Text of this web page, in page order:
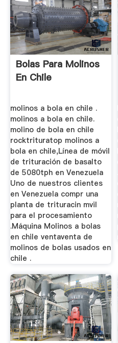
Bolas Para Molinos
En Chile
molinos a bola en chile .
molinos a bola en chile.
molino de bola en chile
rocktrituratop molinos a
bola en chile,Línea de móvil
de trituración de basalto
de 5080tph en Venezuela
Uno de nuestros clientes
en Venezuela compr una
planta de trituracin mvil
para el procesamiento
.Máquina Molinos a bolas
en chile ventaventa de
molinos de bolas usados en
chile .